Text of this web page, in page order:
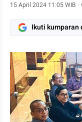
15 April 2024 11:05 WIB ·
Ikuti kumparan